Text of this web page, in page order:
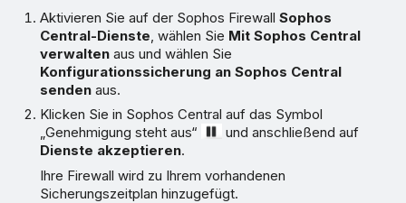
Aktivieren Sie auf der Sophos FirewallSophos
Central-Dienste , wählen Sie Mit Sophos Central
verwalten aus und wählen Sie
Konfigurationssicherung an Sophos Central
senden aus.
Klicken Sie in Sophos Central auf das Symbol
„Genehmigung steht aus“
und anschließend auf
Dienste akzeptieren.
Ihre Firewall wird zu Ihrem vorhandenen
Sicherungszeitplan hinzugefügt.